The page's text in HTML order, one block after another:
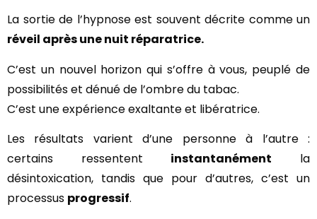
La sortie de l’hypnose est souvent décrite comme un
réveil après une nuit réparatrice.
C’est un nouvel horizon qui s’offre à vous, peuplé de
possibilités et dénué de l’ombre du tabac.
C’est une expérience exaltante et libératrice.
Les résultats varient d’une personne à l’autre :
certains ressentent instantanément la
désintoxication, tandis que pour d’autres, c’est un
processus progressif.